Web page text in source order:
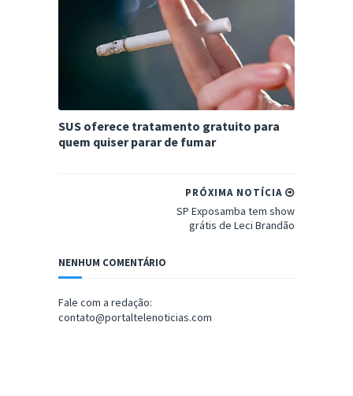
SUS oferece tratamento gratuito para
quem quiser parar de fumar
PRÓXIMA NOTÍCIA
SP Exposamba tem show
grátis de Leci Brandão
NENHUM COMENTÁRIO
Fale com a redação:
contato@portaltelenoticias.com